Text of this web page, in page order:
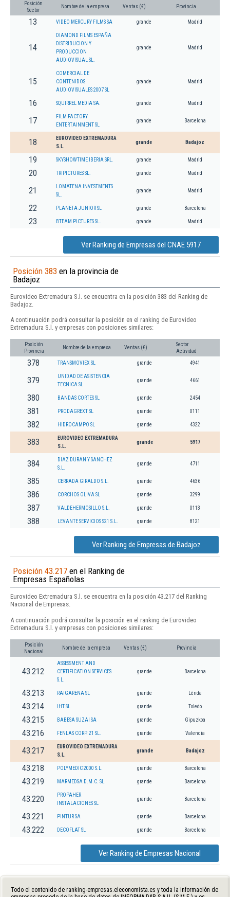
Posición
Sector
Nombre de la empresa Ventas (€) Provincia
13 VIDEO MERCURY FILMS SA grande Madrid
14
DIAMOND FILMS ESPAÑA
DISTRIBUCION Y
PRODUCCION
AUDIOVISUAL SL.
grande Madrid
15
COMERCIAL DE
CONTENIDOS
AUDIOVISUALES 2007 SL
grande Madrid
16 SQUIRREL MEDIA SA. grande Madrid
17
FILM FACTORY
ENTERTAINMENT SL
grande Barcelona
18
EUROVIDEO EXTREMADURA
S.L.
grande Badajoz
19 SKYSHOWTIME IBERIA SRL. grande Madrid
20 TRIPICTURES SL. grande Madrid
21
LOMATENA INVESTMENTS
SL.
grande Madrid
22 PLANETA JUNIOR SL grande Barcelona
23 BTEAM PICTURES SL. grande Madrid
Ver Ranking de Empresas del CNAE 5917
Posición 383 en la provincia de
Badajoz
Eurovideo Extremadura S.l. se encuentra en la posición 383 del Ranking de
Badajoz.
A continuación podrá consultar la posición en el ranking de Eurovideo
Extremadura S.l. y empresas con posiciones similares:
Posición
Provincia
Nombre de la empresa Ventas (€)
Sector
Actividad
378 TRANSMOVIEX SL grande 4941
379
UNIDAD DE ASISTENCIA
TECNICA SL
grande 4661
380 BANDAS CORTES SL grande 2454
381 PRODAGREXT SL grande 0111
382 HIDROCAMPO SL grande 4322
383
EUROVIDEO EXTREMADURA
S.L.
grande 5917
384
DIAZ DURAN Y SANCHEZ
S.L.
grande 4711
385 CERRADA GIRALDO S.L. grande 4636
386 CORCHOS OLIVA SL grande 3299
387 VALDEHERMOSILLO S.L. grande 0113
388 LEVANTE SERVICIOS S21 S.L. grande 8121
Ver Ranking de Empresas de Badajoz
Posición 43.217 en el Ranking de
Empresas Españolas
Eurovideo Extremadura S.l. se encuentra en la posición 43.217 del Ranking
Nacional de Empresas.
A continuación podrá consultar la posición en el ranking de Eurovideo
Extremadura S.l. y empresas con posiciones similares:
Posición
Nacional
Nombre de la empresa Ventas (€) Provincia
43.212
ASSESSMENT AND
CERTIFICATION SERVICES
S.L.
grande Barcelona
43.213 RAIGARENA SL grande Lérida
43.214 IHT SL grande Toledo
43.215 BABESA SUZAI SA grande Gipuzkoa
43.216 FENLAS CORP. 21 SL. grande Valencia
43.217
EUROVIDEO EXTREMADURA
S.L.
grande Badajoz
43.218 POLYMEDIC 2000 S.L. grande Barcelona
43.219 MARMEDSA D.M.C. SL. grande Barcelona
43.220
PROPAHER
INSTALACIONES SL
grande Barcelona
43.221 PINTUR SA grande Barcelona
43.222 DECOFLAT SL grande Barcelona
Ver Ranking de Empresas Nacional
Todo el contenido de ranking-empresas.eleconomista.es y toda la información de